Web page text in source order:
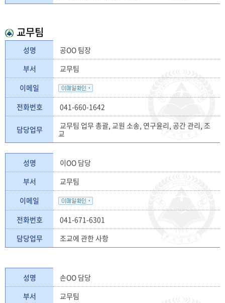
교무팀
성명
공OO 팀장
부서
교무팀
이메일
전화번호
041-660-1642
담당업무
교무팀 업무 총괄, 교원 소송, 연구윤리, 공간 관리, 조
교
성명
이OO 담당
부서
교무팀
이메일
전화번호
041-671-6301
담당업무
조교에 관한 사항
성명
손OO 담당
부서
교무팀